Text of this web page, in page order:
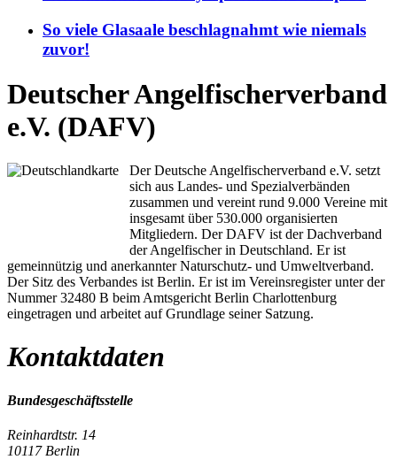
So viele Glasaale beschlagnahmt wie niemals
zuvor!
Deutscher Angelfischerverband
e.V. (DAFV)
Der Deutsche Angelfischerverband e.V. setzt
sich aus Landes- und Spezialverbänden
zusammen und vereint rund 9.000 Vereine mit
insgesamt über 530.000 organisierten
Mitgliedern. Der DAFV ist der Dachverband
der Angelfischer in Deutschland. Er ist
gemeinnützig und anerkannter Naturschutz- und Umweltverband.
Der Sitz des Verbandes ist Berlin. Er ist im Vereinsregister unter der
Nummer 32480 B beim Amtsgericht Berlin Charlottenburg
eingetragen und arbeitet auf Grundlage seiner Satzung.
Kontaktdaten
Bundesgeschäftsstelle
Reinhardtstr. 14
10117 Berlin